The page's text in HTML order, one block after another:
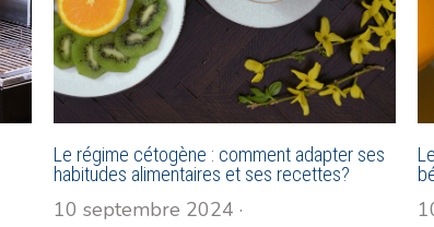
Le régime cétogène : comment adapter ses
habitudes alimentaires et ses recettes?
10 septembre 2024 ·